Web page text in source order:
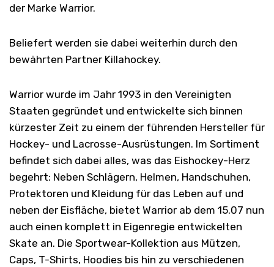
der Marke Warrior.
Beliefert werden sie dabei weiterhin durch den
bewährten Partner Killahockey.
Warrior wurde im Jahr 1993 in den Vereinigten
Staaten gegründet und entwickelte sich binnen
kürzester Zeit zu einem der führenden Hersteller für
Hockey- und Lacrosse-Ausrüstungen. Im Sortiment
befindet sich dabei alles, was das Eishockey-Herz
begehrt: Neben Schlägern, Helmen, Handschuhen,
Protektoren und Kleidung für das Leben auf und
neben der Eisfläche, bietet Warrior ab dem 15.07 nun
auch einen komplett in Eigenregie entwickelten
Skate an. Die Sportwear-Kollektion aus Mützen,
Caps, T-Shirts, Hoodies bis hin zu verschiedenen